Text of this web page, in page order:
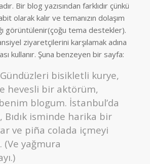
Bir blog yazısından farklıdır çünkü
olarak kalır ve temanızın dolaşım
görüntülenir(çoğu tema destekler).
ziyaretçilerini karşılamak adına
kullanır. Şuna benzeyen bir sayfa:
bisikletli kurye,
hevesli bir aktörüm,
blogum. İstanbul’da
Bıdık isminde harika bir
ve piña colada içmeyi
(Ve yağmura